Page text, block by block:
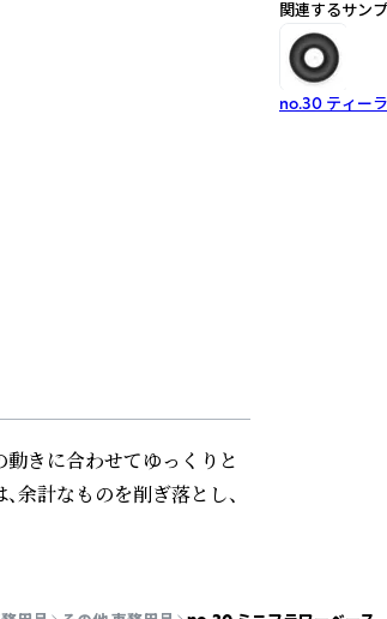
動きに合わせてゆっくりと
余計なものを削ぎ落とし、
関連するサン
no.30 ティー